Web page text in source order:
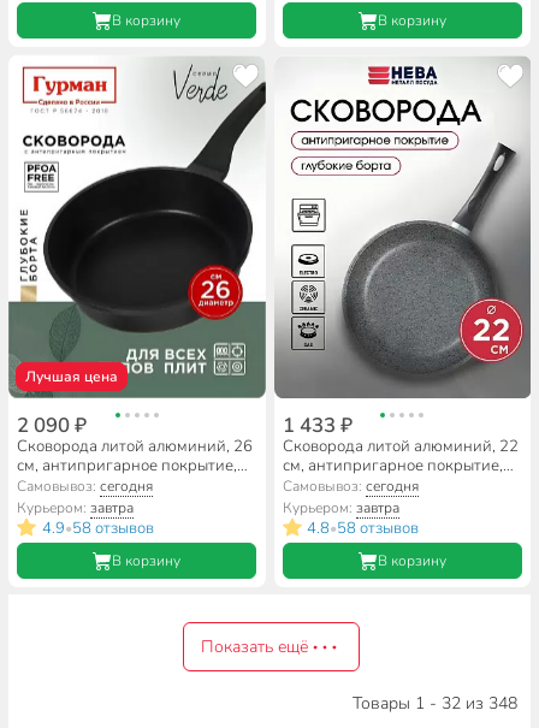
В корзину В корзину
Лучшая цена
2 090 ₽
Сковорода литой алюминий, 26
см, антипригарное покрытие,
Гурман, Verde, черная,
индукция, ГМ2601 ВИ
Самовывоз:сегодня
Курьером:завтра
4.9•58 отзывов
В корзину
1 433 ₽
Сковорода литой алюминий, 22
см, антипригарное покрытие,
Нева Металл Посуда, Каменная,
19122
Самовывоз: сегодня
Курьером: завтра
4.8•58 отзывов
В корзину
Показать ещё
Товары 1 - 32 из 348